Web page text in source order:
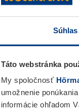
Súhlas
Táto webstránka
My spoločnosť
umožnenie
informácie ohľadom